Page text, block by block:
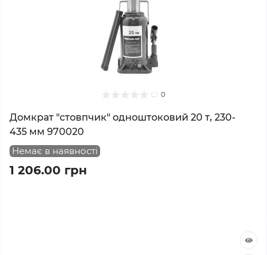
0
Домкрат "стовпчик" одноштоковий 20 т, 230-
435 мм 970020
Немає в наявності
1 206.00 грн